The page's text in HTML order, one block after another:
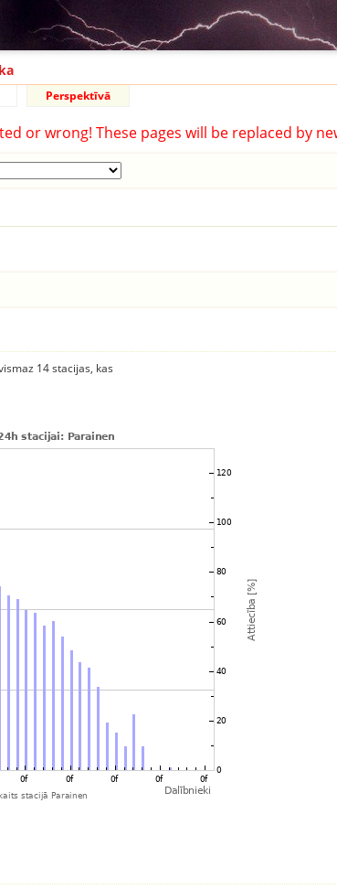
Perspektīvā
or wrong! These pages will be replaced by
14 stacijas, kas